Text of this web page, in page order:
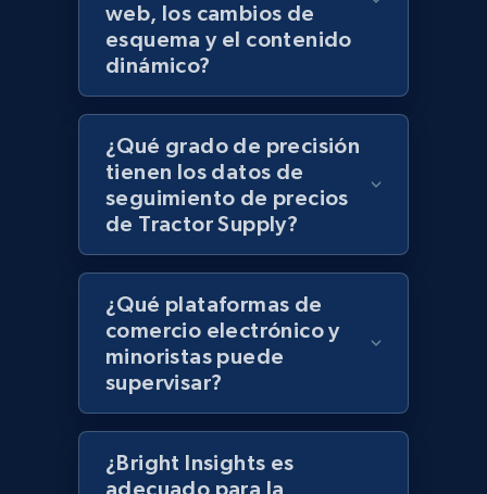
Lazada - Products - Discover products by
keyword
URL, Title, Rating, Reviews, Initial price, Final
price, Currency, Stock, and more.
992+ 165+ Comenzar ahora
Lazada - Products - Discover products by
category URL or brand URL
URL, Title, Rating, Reviews, Initial price, Final
price, Currency, Stock, and more.
992+ 165+ Comenzar ahora
web, los cambios de
esquema y el contenido
dinámico?
¿Qué grado de precisión
tienen los datos de
seguimiento de precios
de Tractor Supply?
¿Qué plataformas de
comercio electrónico y
minoristas puede
supervisar?
¿Bright Insights es
adecuado para la